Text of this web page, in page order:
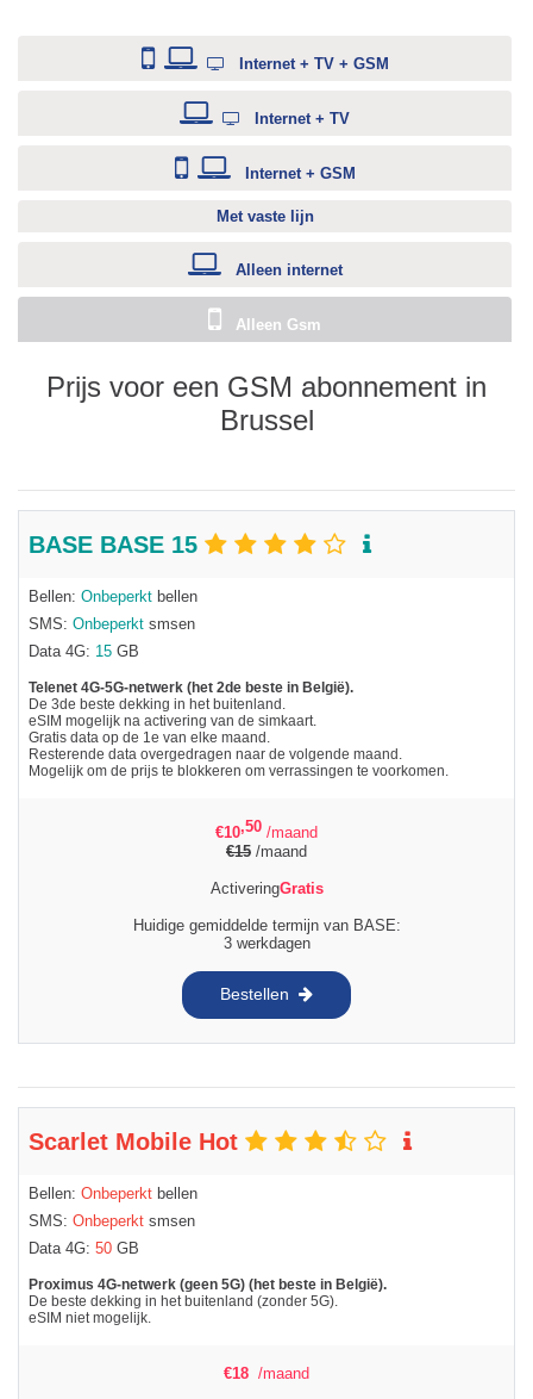
Internet + TV + GSM
Internet + TV
Internet + GSM
Met vaste lijn
Alleen internet
Alleen Gsm
Prijs voor een GSM abonnement in
Brussel
BASE BASE 15
Bellen: Onbeperkt bellen
SMS: Onbeperkt smsen
Data 4G: 15 GB
Telenet 4G-5G-netwerk (het 2de beste in België).
De 3de beste dekking in het buitenland.
eSIM mogelijk na activering van de simkaart.
Gratis data op de 1e van elke maand.
Resterende data overgedragen naar de volgende maand.
Mogelijk om de prijs te blokkeren om verrassingen te voorkomen.
€10,50 /maand
€15 /maand
ActiveringGratis
Huidige gemiddelde termijn van BASE:
3 werkdagen
Bestellen
Scarlet Mobile Hot
Bellen: Onbeperkt bellen
SMS: Onbeperkt smsen
Data 4G: 50 GB
Proximus 4G-netwerk (geen 5G) (het beste in België).
De beste dekking in het buitenland (zonder 5G).
eSIM niet mogelijk.
€18 /maand